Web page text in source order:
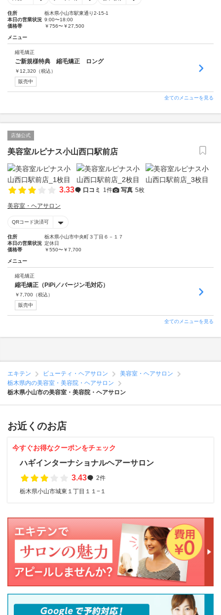
住所
栃木県小山市駅東通り2-15-1
本日の営業状況 9:00〜18:00
価格帯
￥756〜￥27,500
メニュー
縮毛矯正
ご新規様特典 縮毛矯正 ロング
￥ 12,320 （税込）
販売中
全てのメニューを見る
店舗公式
美容室ルピナス小山西口駅前店
3.33 口コミ 1件 写真 5枚
美容室・ヘアサロン
QRコード決済可
住所
栃木県小山市中央町３丁目６－１７
本日の営業状況 定休日
価格帯
￥550〜￥7,700
メニュー
縮毛矯正
縮毛矯正（PiPi／バージン毛対応）
￥7,700 （税込）
販売中
全てのメニューを見る
エキテン ビューティ・ヘアサロン
美容室・ヘアサロン
栃木県内の美容室・美容院・ヘアサロン
栃木県小山市の美容室・美容院・ヘアサロン
お近くのお店
今すぐお得なクーポンをチェック
ハギインターナショナルヘアーサロン
3.43
2件
栃木県小山市城東１丁目１１−１